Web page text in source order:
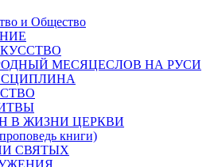
и Общество
МЕСЯЦЕСЛОВ НА РУСИ
В ЖИЗНИ ЦЕРКВИ
книги)
СВЯТЫХ